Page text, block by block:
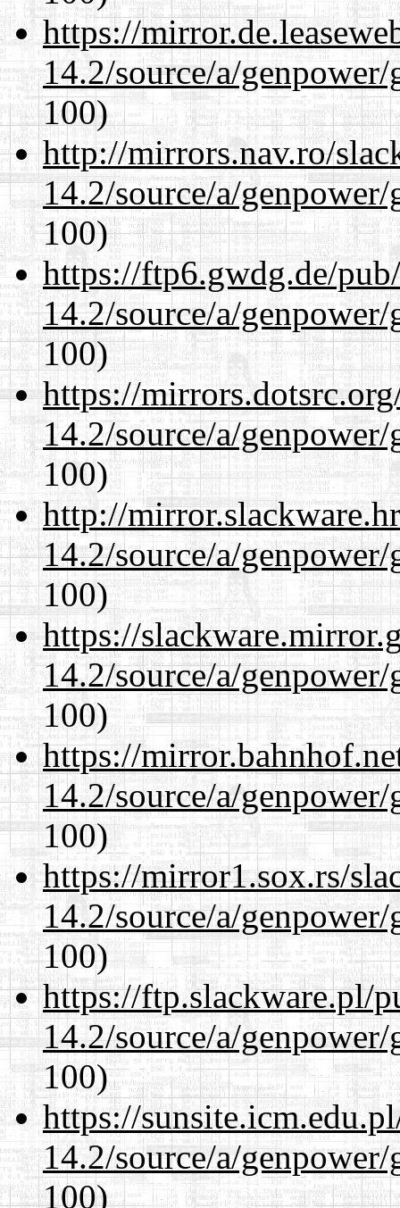
https://
14.2/source/a/
100)
http://mirrors.nav.ro/
14.2/source/a/
100)
https://ftp6.gwdg.de/
14.2/source/a/
100)
https://
14.2/source/a/
100)
http://
14.2/source/a/
100)
https://
14.2/source/a/
100)
https://
14.2/source/a/
100)
https://mirror1.sox.rs/
14.2/source/a/
100)
https://ftp.slackware.pl/
14.2/source/a/
100)
https://
14.2/source/a/
100)